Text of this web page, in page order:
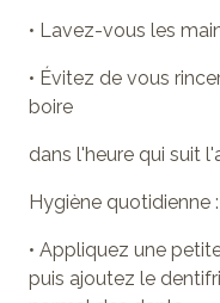
• Lavez-vous les
• Évitez de vous
boire
dans l'heure qui suit
Hygiène quotidienne :
• Appliquez une
puis ajoutez le